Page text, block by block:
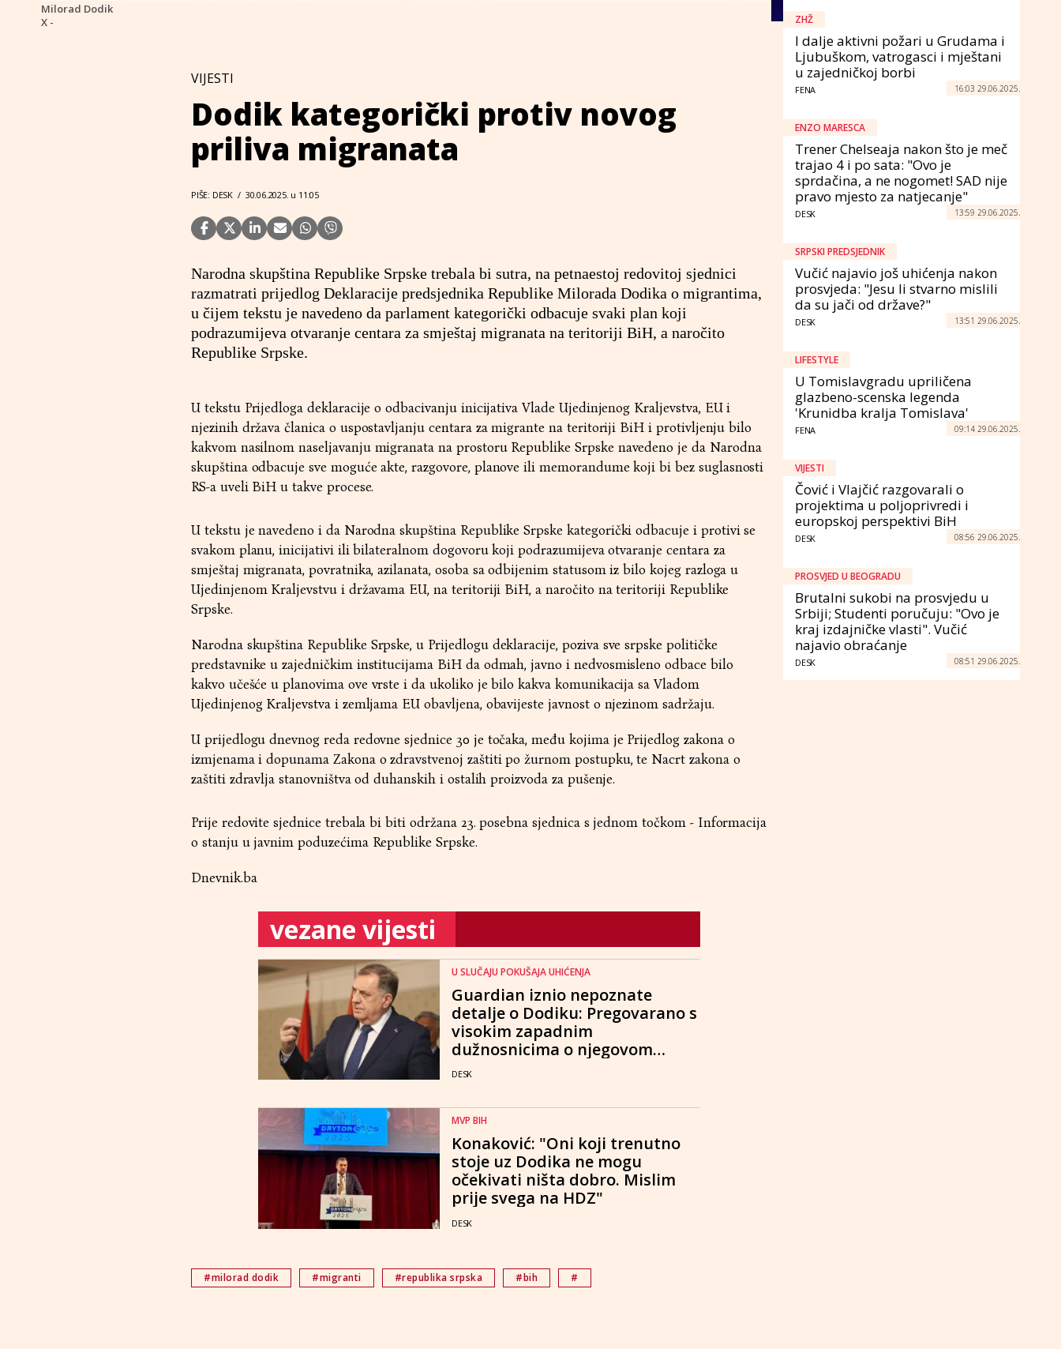
Milorad Dodik
X -
VIJESTI
Dodik kategorički protiv novog
priliva migranata
PIŠE: DESK / 30.06.2025. u 11:05
Narodna skupština Republike Srpske trebala bi sutra, na petnaestoj redovitoj sjednici
razmatrati prijedlog Deklaracije predsjednika Republike Milorada Dodika o migrantima,
u čijem tekstu je navedeno da parlament kategorički odbacuje svaki plan koji
podrazumijeva otvaranje centara za smještaj migranata na teritoriji BiH, a naročito
Republike Srpske.
U tekstu Prijedloga deklaracije o odbacivanju inicijativa Vlade Ujedinjenog Kraljevstva, EU i
njezinih država članica o uspostavljanju centara za migrante na teritoriji BiH i protivljenju bilo
kakvom nasilnom naseljavanju migranata na prostoru Republike Srpske navedeno je da Narodna
skupština odbacuje sve moguće akte, razgovore, planove ili memorandume koji bi bez suglasnosti
RS-a uveli BiH u takve procese.
U tekstu je navedeno i da Narodna skupština Republike Srpske kategorički odbacuje i protivi se
svakom planu, inicijativi ili bilateralnom dogovoru koji podrazumijeva otvaranje centara za
smještaj migranata, povratnika, azilanata, osoba sa odbijenim statusom iz bilo kojeg razloga u
Ujedinjenom Kraljevstvu i državama EU, na teritoriji BiH, a naročito na teritoriji Republike
Srpske.
Narodna skupština Republike Srpske, u Prijedlogu deklaracije, poziva sve srpske političke
predstavnike u zajedničkim institucijama BiH da odmah, javno i nedvosmisleno odbace bilo
kakvo učešće u planovima ove vrste i da ukoliko je bilo kakva komunikacija sa Vladom
Ujedinjenog Kraljevstva i zemljama EU obavljena, obavijeste javnost o njezinom sadržaju.
U prijedlogu dnevnog reda redovne sjednice 30 je točaka, među kojima je Prijedlog zakona o
izmjenama i dopunama Zakona o zdravstvenoj zaštiti po žurnom postupku, te Nacrt zakona o
zaštiti zdravlja stanovništva od duhanskih i ostalih proizvoda za pušenje.
Prije redovite sjednice trebala bi biti održana 23. posebna sjednica s jednom točkom - Informacija
o stanju u javnim poduzećima Republike Srpske.
Dnevnik.ba
vezane vijesti
U SLUČAJU POKUŠAJA UHIĆENJA
Guardian iznio nepoznate
detalje o Dodiku: Pregovarano s
visokim zapadnim
dužnosnicima o njegovom
bijegu iz BiH
DESK
MVP BIH
Konaković: "Oni koji trenutno
stoje uz Dodika ne mogu
očekivati ništa dobro. Mislim
prije svega na HDZ"
DESK
#milorad dodik #migranti #republika srpska #bih #
ZHŽ
I dalje aktivni požari u Grudama i
Ljubuškom, vatrogasci i mještani
u zajedničkoj borbi
FENA 16:03 29.06.2025.
ENZO MARESCA
Trener Chelseaja nakon što je meč
trajao 4 i po sata: "Ovo je
sprdačina, a ne nogomet! SAD nije
pravo mjesto za natjecanje"
DESK 13:59 29.06.2025.
SRPSKI PREDSJEDNIK
Vučić najavio još uhićenja nakon
prosvjeda: "Jesu li stvarno mislili
da su jači od države?"
DESK 13:51 29.06.2025.
LIFESTYLE
U Tomislavgradu upriličena
glazbeno-scenska legenda
'Krunidba kralja Tomislava'
FENA 09:14 29.06.2025.
VIJESTI
Čović i Vlajčić razgovarali o
projektima u poljoprivredi i
europskoj perspektivi BiH
DESK 08:56 29.06.2025.
PROSVJED U BEOGRADU
Brutalni sukobi na prosvjedu u
Srbiji; Studenti poručuju: "Ovo je
kraj izdajničke vlasti". Vučić
najavio obraćanje
DESK 08:51 29.06.2025.